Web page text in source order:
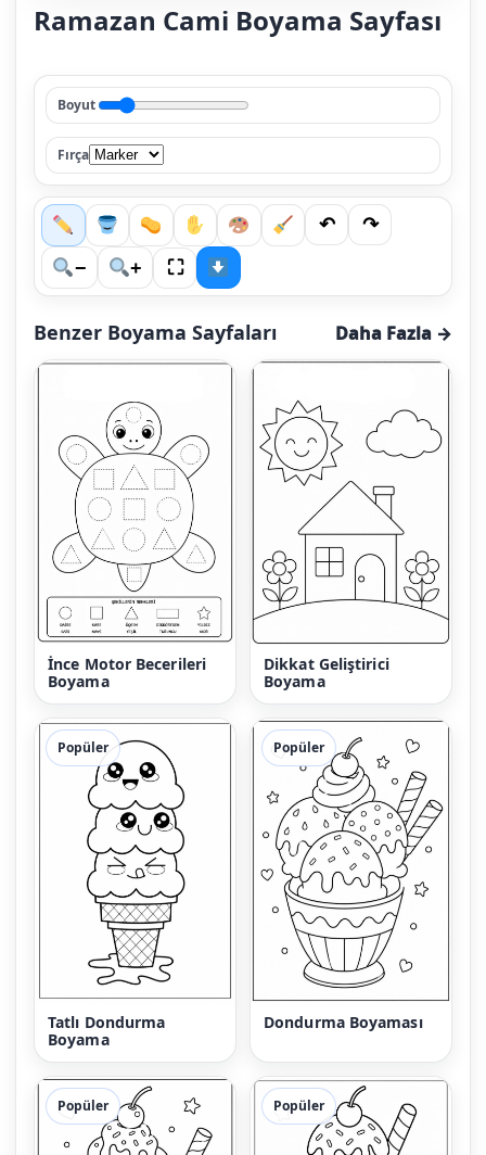
Ramazan Cami Boyama Sayfası
↶
↷
−
+ ⛶
Boyut
Fırça
Benzer Boyama Sayfaları Daha Fazla →
İnce Motor Becerileri
Boyama
Dikkat Geliştirici
Boyama
Popüler
Tatlı Dondurma
Boyama
Popüler
Dondurma Boyaması
Popüler Popüler